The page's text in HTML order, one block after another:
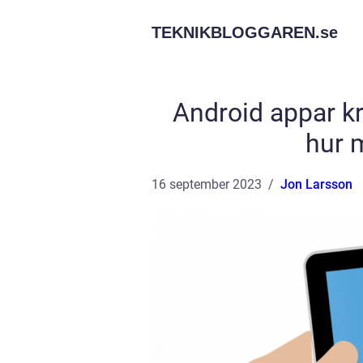
TEKNIKBLOGGAREN.se
Android appar
hur
16 september 2023 Jon Larsson